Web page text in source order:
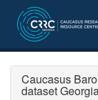
Caucasus
dataset